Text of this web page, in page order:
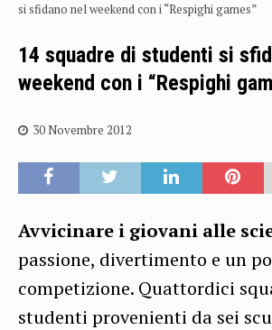
si sfidano nel weekend con i “Respighi games”
14 squadre di studenti si
weekend con i “Respighi
30 Novembre 2012
Avvicinare i giovani alle
passione, divertimento e un
competizione. Quattordici
studenti provenienti da sei